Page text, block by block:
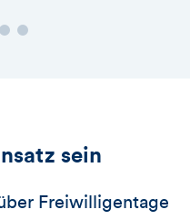
sein
Freiwilligentage